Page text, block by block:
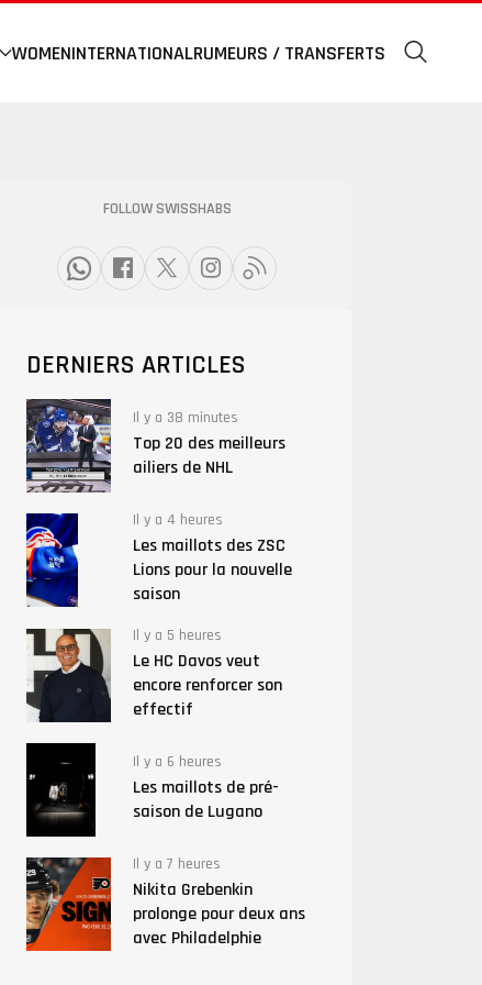
WOMENINTERNATIONALRUMEURS / TRANSFERTS
FOLLOW SWISSHABS
DERNIERS ARTICLES
Il y a 38 minutes
Top 20 des meilleurs
ailiers de NHL
Il y a 4 heures
Les maillots des ZSC
Lions pour la nouvelle
saison
Il y a 5 heures
Le HC Davos veut
encore renforcer son
effectif
Il y a 6 heures
Les maillots de pré-
saison de Lugano
Il y a 7 heures
Nikita Grebenkin
prolonge pour deux ans
avec Philadelphie